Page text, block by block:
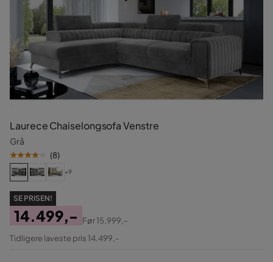
Laurece Chaiselongsofa Venstre
Grå
(8)
+9
SE PRISEN!
Pris
14.499,-
Original
Før15.999,-
Tidligere laveste pris 14.499,-